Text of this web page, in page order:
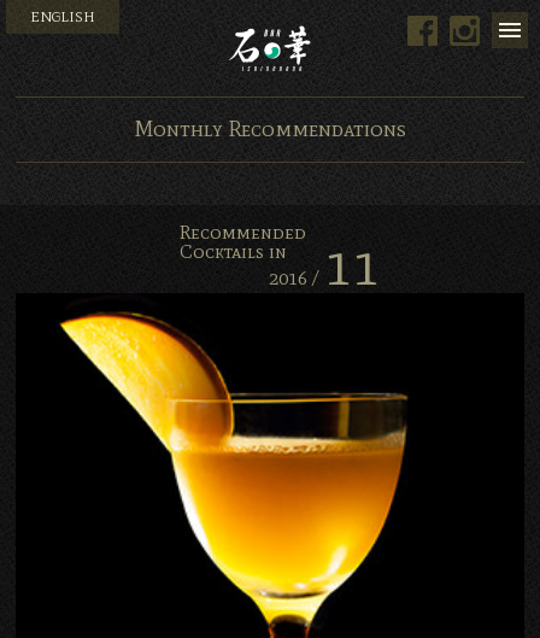
Bar 石の華 -BAR
ENGLISH Facebook
Monthly Recommendations
Recommended
Cocktails in
2016 / 11